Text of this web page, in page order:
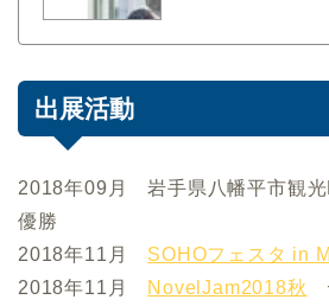
出展活動
2018年09月 岩手県八幡平市観光
優勝
2018年11月 SOHOフェスタ in
2018年11月
NovelJam2018秋